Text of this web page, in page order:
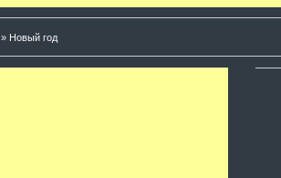
» Новый год